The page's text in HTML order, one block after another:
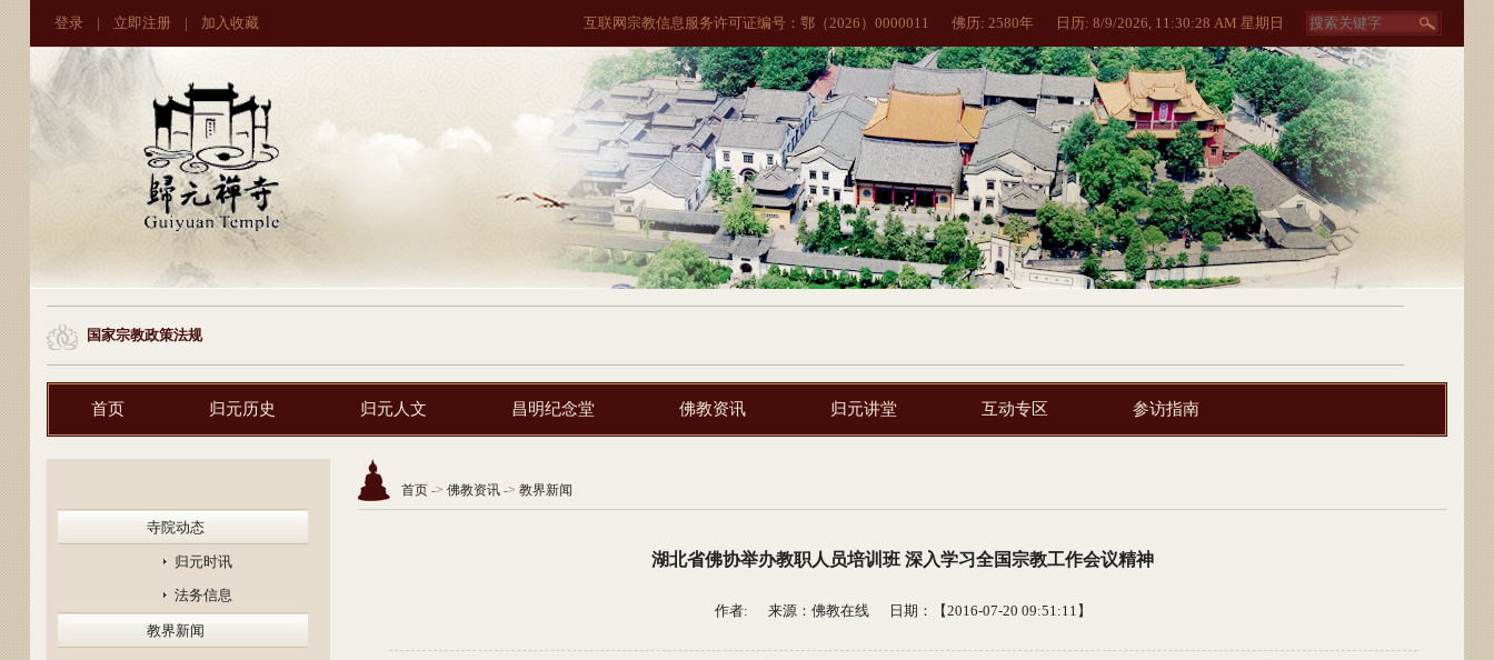
登录 | 立即注册 | 加入收藏 互联网宗教信息服务许可证编号：鄂（2026）0000011 佛历: 2580年 日历: 8/9/2026, 11:30:28 AM 星期日
国家宗教政策法规
首页 归元历史 归元人文 昌明纪念堂 佛教资讯 归元讲堂 互动专区 参访指南
寺院动态
归元时讯
法务信息
教界新闻
首页 -> 佛教资讯 -> 教界新闻
湖北省佛协举办教职人员培训班 深入学习全国宗教工作会议精神
作者: 来源： 佛教在线日期：【2016-07-20 09:51:11】